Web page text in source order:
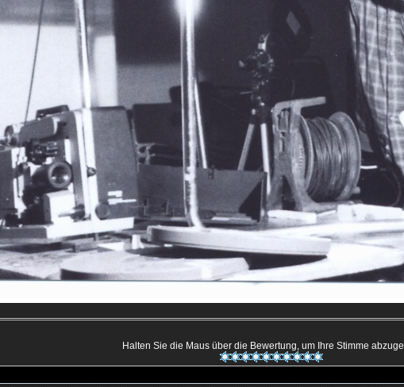
Halten Sie die Maus über die Bewertung, um Ihre Stimme